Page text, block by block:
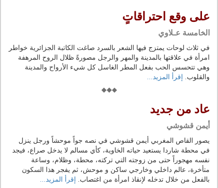
على وقع احتراقاتٍ
الخامسة عـلاوي
في ثلاث لوحات يمتزج فيها الشعر بالسرد صاغت الكاتبة الجزائرية خواطر
امرأة في علاقتها بالمدينة والمهر والرجل مصورةً ظلال الروح المرهفة
وهي تتحسس الحب بفعل المطر الغاسل كل شيء الأرواح والمدينة
والقلوب.
إقرأ المزيد...
عاد من جديد
أيمن قشوشي
يصور القاص المغربي أيمن قشوشي في نصه جواً موحشاً ورجل ينزل
في محطة شاردا يستعيد حياته الخاوية، كأي مسالم لا يدخل صراع، فيجد
نفسه مهجوراً حتى من زوجته التي تركته، محطة، وظلام، وساعة
متأخرة، عالم داخلي وخارجي ساكن و موحش، ثم يفجر هذا السكون
بالفعل من خلال تدخله لإنقاذ امرأة من اغتصاب.
إقرأ المزيد...